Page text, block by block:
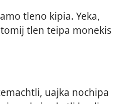
tleno kipia. Yeka,
tlen teipa monekis
uajka nochipa